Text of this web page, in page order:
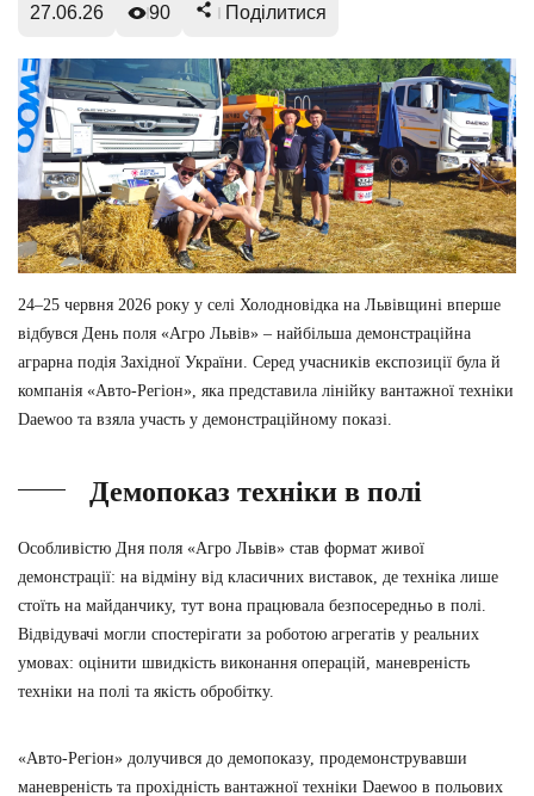
27.06.26 90 Поділитися
24–25 червня 2026 року у селі Холодновідка на Львівщині вперше
відбувся День поля «Агро Львів» – найбільша демонстраційна
аграрна подія Західної України. Серед учасників експозиції була й
компанія «Авто-Регіон», яка представила лінійку вантажної техніки
Daewoo та взяла участь у демонстраційному показі.
Демопоказ техніки в полі
Особливістю Дня поля «Агро Львів» став формат живої
демонстрації: на відміну від класичних виставок, де техніка лише
стоїть на майданчику, тут вона працювала безпосередньо в полі.
Відвідувачі могли спостерігати за роботою агрегатів у реальних
умовах: оцінити швидкість виконання операцій, маневреність
техніки на полі та якість обробітку.
«Авто-Регіон» долучився до демопоказу, продемонструвавши
маневреність та прохідність вантажної техніки Daewoo в польових